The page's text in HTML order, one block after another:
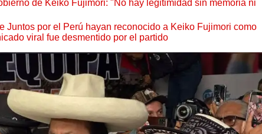
de Keiko Fujimori: "No hay legitimidad sin memoria ni
Juntos por el Perú hayan reconocido a Keiko Fujimori como
viral fue desmentido por el partido